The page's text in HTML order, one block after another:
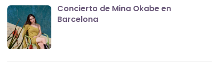
Concierto de Mina Okabe en
Barcelona